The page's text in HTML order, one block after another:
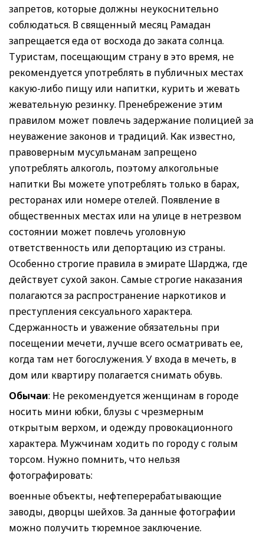
запретов, которые должны неукоснительно
соблюдаться. В священный месяц Рамадан
запрещается еда от восхода до заката солнца.
Туристам, посещающим страну в это время, не
рекомендуется употреблять в публичных местах
какую-либо пищу или напитки, курить и жевать
жевательную резинку. Пренебрежение этим
правилом может повлечь задержание полицией за
неуважение законов и традиций. Как известно,
правоверным мусульманам запрещено
употреблять алкоголь, поэтому алкогольные
напитки Вы можете употреблять только в барах,
ресторанах или номере отелей. Появление в
общественных местах или на улице в нетрезвом
состоянии может повлечь уголовную
ответственность или депортацию из страны.
Особенно строгие правила в эмирате Шарджа, где
действует сухой закон. Самые строгие наказания
полагаются за распространение наркотиков и
преступления сексуального характера.
Сдержанность и уважение обязательны при
посещении мечети, лучше всего осматривать ее,
когда там нет богослужения. У входа в мечеть, в
дом или квартиру полагается снимать обувь.
Обычаи: Не рекомендуется женщинам в городе
носить мини юбки, блузы с чрезмерным
открытым верхом, и одежду провокационного
характера. Мужчинам ходить по городу с голым
торсом. Нужно помнить, что нельзя
фотографировать:
военные объекты, нефтеперерабатывающие
заводы, дворцы шейхов. За данные фотографии
можно получить тюремное заключение.